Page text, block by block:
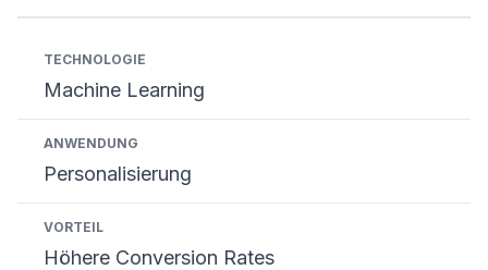
Machine Learning
Personalisierung
Höhere Conversion Rates